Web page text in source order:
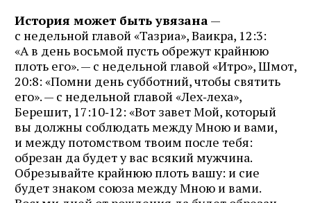
История может быть увязана —
с недельной главой «Тазриа», Ваикра, 12:3:
«А в день восьмой пусть обрежут крайнюю
плоть его». — с недельной главой «Итро», Шмот,
20:8: «Помни день субботний, чтобы святить
его». — с недельной главой «Лех‑леха»,
Берешит, 17:10‑12: «Вот завет Мой, который
вы должны соблюдать между Мною и вами,
и между потомством твоим после тебя:
обрезан да будет у вас всякий мужчина.
Обрезывайте крайнюю плоть вашу: и сие
будет знаком союза между Мною и вами.